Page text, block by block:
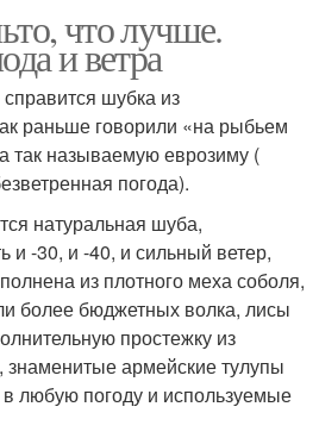
что лучше.
и ветра
шубка из
раньше говорили «на рыбьем
так называемую еврозиму (
погода).
натуральная шуба,
и -30, и -40, и сильный ветер,
из плотного меха соболя,
более бюджетных волка, лисы
простежку из
армейские тулупы
любую погоду и используемые